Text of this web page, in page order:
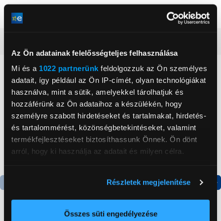
Az Ön adatainak felelősségteljes felhasználása
Mi és a 1022 partnerünk feldolgozzuk az Ön személyes
adatait, így például az Ön IP-címét, olyan technológiákat
használva, mint a sütik, amelyekkel tárolhatjuk és
hozzáférünk az Ön adataihoz a készülékén, hogy
személyre szabott hirdetéseket és tartalmakat, hirdetés-
és tartalommérést, közönségbetekintéseket, valamint
termékfejlesztéseket biztosíthassunk Önnek. Ön dönt
arról, hogy ki használja az adatait és milyen célra.
elhelyezkedéséről pár méteres pontossággal
Az Ön készülékén beazonosítása annak konkrét
Részletek megjelenítése
Összes süti engedélyezése
Szín
Neked ajánljuk